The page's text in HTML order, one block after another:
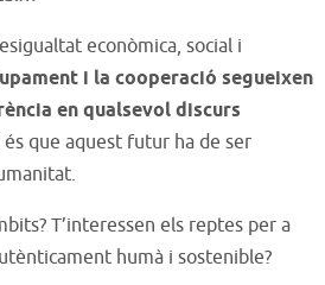
econòmica, social i
i la cooperació segueixen
en qualsevol discurs
és que aquest futur ha de ser
T’interessen els reptes per a
humà i sostenible?